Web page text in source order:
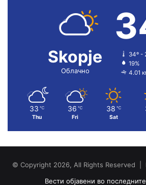
Skopje
Облачно
34º -
19%
4.01
33 ℃
Thu
36 ℃
Fri
38 ℃
Sat
© Copyright 2026, All Rights Reserved |
Вести објавени во